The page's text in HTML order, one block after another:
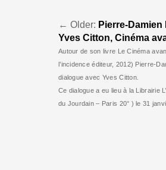
← Older: Pierre-Damien
Yves Citton, Cinéma
Autour de son livre Le Cinéma
l’incidence éditeur, 2012) Pierre-
dialogue avec Yves Citton.
Ce dialogue a eu lieu à la Librairie
du Jourdain – Paris 20° ) le 31